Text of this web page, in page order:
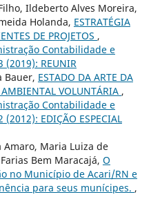
Ildeberto Alves Moreira,
Holanda, ESTRATÉGIA
DE PROJETOS ,
Contabilidade e
REUNIR
Bauer, ESTADO DA ARTE DA
VOLUNTÁRIA ,
Contabilidade e
EDIÇÃO ESPECIAL
Maria Luiza de
Bem Maracajá, O
no Município de Acari/RN e
para seus munícipes. ,